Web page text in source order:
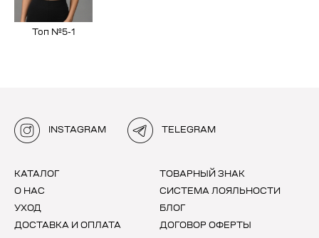
Топ №5-1
INSTAGRAM TELEGRAM
КАТАЛОГ
О НАС
УХОД
ДОСТАВКА И ОПЛАТА
ТОВАРНЫЙ ЗНАК
СИСТЕМА ЛОЯЛЬНОСТИ
БЛОГ
ДОГОВОР ОФЕРТЫ